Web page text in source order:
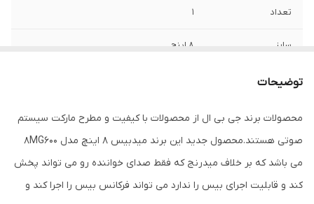
تعداد 1
سایز 8 اینچ
عمق نصب
وزن 1200 گرم
توضیحات
محصولات برند جی بی ال از محصولات با کیفیت و مطرح مارکت سیستم
صوتی هستند.محصول جدید این برند میدبیس 8 اینچ مدل 8MG600
می باشد که بر خلاف میدرنج که فقط صدای خواننده رو می تواند پخش
کند و قابلیت اجرای بیس را ندارد می تواند فرکانس بیس را اجرا کند و